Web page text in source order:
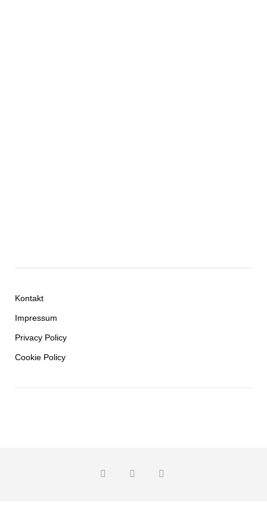
Kontakt
Impressum
Privacy Policy
Cookie Policy